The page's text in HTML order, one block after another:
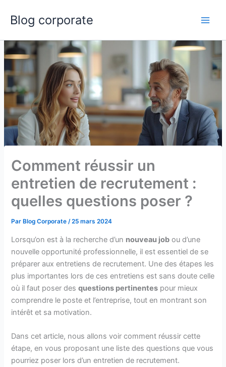
Blog corporate
Comment réussir un
entretien de recrutement :
quelles questions poser ?
Par Blog Corporate/25 mars 2024
Lorsqu’on est à la recherche d’un nouveau job ou d’une
nouvelle opportunité professionnelle, il est essentiel de se
préparer aux entretiens de recrutement. Une des étapes les
plus importantes lors de ces entretiens est sans doute celle
où il faut poser desquestions pertinentes pour mieux
comprendre le poste et l’entreprise, tout en montrant son
intérêt et sa motivation.
Dans cet article, nous allons voir comment réussir cette
étape, en vous proposant une liste des questions que vous
pourriez poser lors d’un entretien de recrutement.